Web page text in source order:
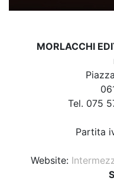
MORLACCHI
Tel. 075
Partita
Website: